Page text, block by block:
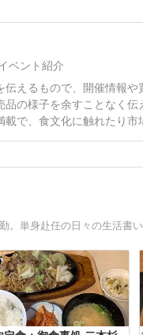
ベント紹介
えるもので、開催情報
の様子を余すことなく
で、食文化に触れたり市
単身赴任の日々の生活書い